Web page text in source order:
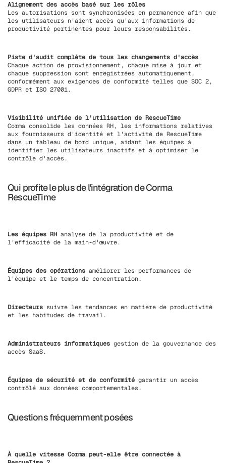
Alignement des accès basé sur les rôles
Les autorisations sont synchronisées en permanence afin que
les utilisateurs n'aient accès qu'aux informations de
productivité pertinentes pour leurs responsabilités.
Piste d'audit complète de tous les changements d'accès
Chaque action de provisionnement, chaque mise à jour et
chaque suppression sont enregistrées automatiquement,
conformément aux exigences de conformité telles que SOC 2,
GDPR et ISO 27001.
Visibilité unifiée de l'utilisation de RescueTime
Corma consolide les données RH, les informations relatives
aux fournisseurs d'identité et l'activité de RescueTime
dans un tableau de bord unique, aidant les équipes à
identifier les utilisateurs inactifs et à optimiser le
contrôle d'accès.
Qui profite le plus de l'intégration de Corma
RescueTime
Les équipes RH analyse de la productivité et de
l'efficacité de la main-d'œuvre.
Équipes des opérations améliorer les performances de
l'équipe et le temps de concentration.
Directeurs suivre les tendances en matière de productivité
et les habitudes de travail.
Administrateurs informatiques gestion de la gouvernance des
accès SaaS.
Équipes de sécurité et de conformité garantir un accès
contrôlé aux données comportementales.
Questions fréquemment posées
À quelle vitesse Corma peut-elle être connectée à